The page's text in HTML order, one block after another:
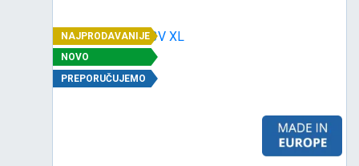
NAJPRODAVANIJE
NOVO
PREPORUČUJEMO